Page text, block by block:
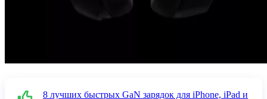
8 лучших быстрых GaN зарядок для iPhone, iPad и